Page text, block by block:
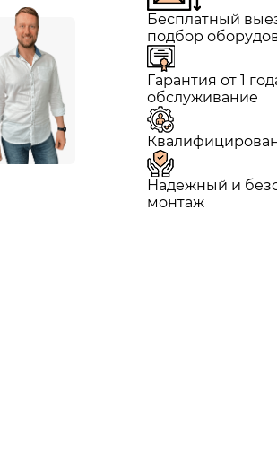
Бесплатный
подбор
Гарантия от 1
обслуживание
Надежный и
монтаж